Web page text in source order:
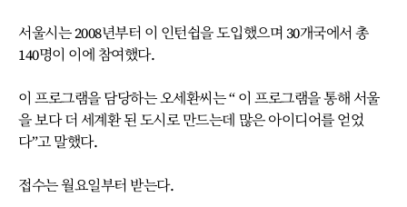
서울시는 2008년부터 이 인턴쉽을 도입했으며 30개국에서 총
140명이 이에 참여했다.
이 프로그램을 담당하는 오세환씨는 “ 이 프로그램을 통해 서울
을 보다 더 세계환 된 도시로 만드는데 많은 아이디어를 얻었
다”고 말했다.
접수는 월요일부터 받는다.